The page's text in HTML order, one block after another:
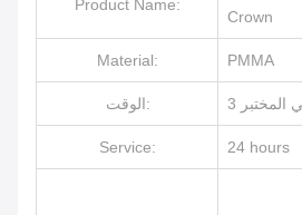
Product Name:
Crown
Material: PMMA
الوقت: المختبر
Service: 24 hours